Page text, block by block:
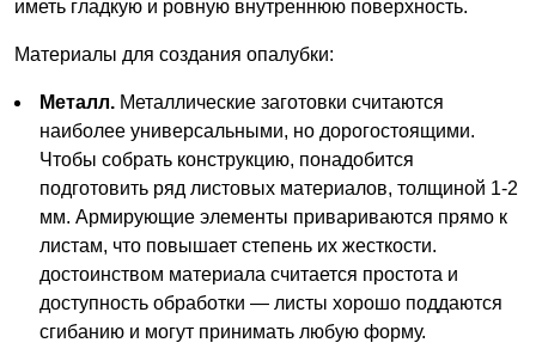
иметь гладкую и ровную внутреннюю поверхность.
Материалы для создания опалубки:
Металл. Металлические заготовки считаются
наиболее универсальными, но дорогостоящими.
Чтобы собрать конструкцию, понадобится
подготовить ряд листовых материалов, толщиной 1-2
мм. Армирующие элементы привариваются прямо к
листам, что повышает степень их жесткости.
достоинством материала считается простота и
доступность обработки — листы хорошо поддаются
сгибанию и могут принимать любую форму.